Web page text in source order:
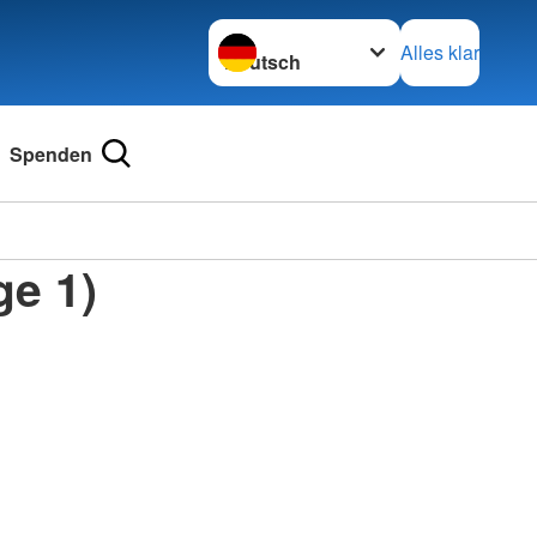
Sprache wechseln zu
Alles klar
Spenden
1)